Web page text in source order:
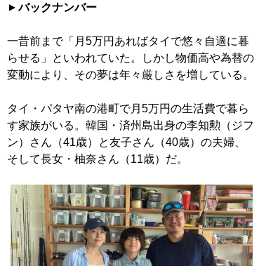
バックナンバー
一昔前まで「月5万円あればタイで悠々自適に暮
らせる」といわれていた。しかし物価高や為替の
変動により、その夢は年々厳しさを増している。
タイ・パタヤ南の港町で月5万円の生活費で暮ら
す家族がいる。韓国・済州島出身の李知勲（ジフ
ン）さん（41歳）と友子さん（40歳）の夫婦、
そして長女・柚奈さん（11歳）だ。